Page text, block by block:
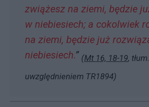
zwiążesz na ziemi, będzie
w niebiesiech; a cokolwiek
na ziemi, będzie już
niebiesiech.” (Mt 16, 18-19,
uwzględnieniem TR1894)